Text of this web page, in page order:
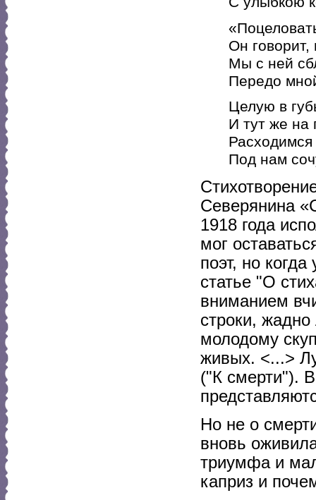
Он
Мы с ней
Передо
Целую в
И тут же на
Под нам
Северянина
1918 года
мог
поэт, но
статье "О
вниманием
строки,
молодому
живых. <...>
("К смерти").
Но не о
вновь
триумфа и
каприз и